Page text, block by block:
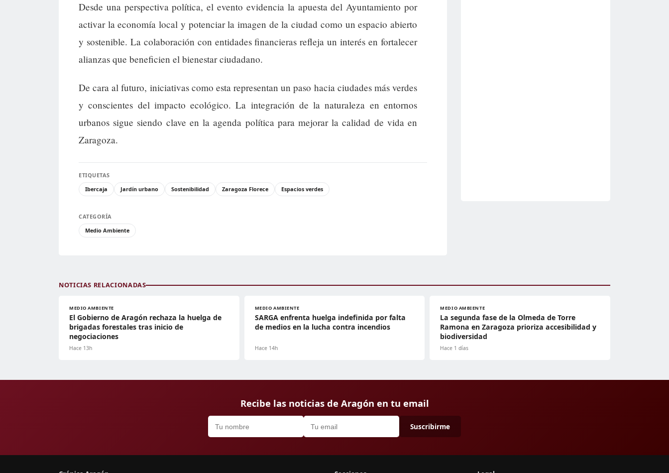
Desde una perspectiva política, el evento evidencia la apuesta del Ayuntamiento por
activar la economía local y potenciar la imagen de la ciudad como un espacio abierto
y sostenible. La colaboración con entidades financieras refleja un interés en fortalecer
alianzas que beneficien el bienestar ciudadano.
De cara al futuro, iniciativas como esta representan un paso hacia ciudades más verdes
y conscientes del impacto ecológico. La integración de la naturaleza en entornos
urbanos sigue siendo clave en la agenda política para mejorar la calidad de vida en
Zaragoza.
ETIQUETAS
Ibercaja
Jardín urbano Sostenibilidad Zaragoza Florece Espacios verdes
CATEGORÍA
Medio Ambiente
NOTICIAS RELACIONADAS
MEDIO AMBIENTE
El Gobierno de Aragón rechaza la huelga de
brigadas forestales tras inicio de
negociaciones
Hace 13h
MEDIO AMBIENTE
SARGA enfrenta huelga indefinida por falta
de medios en la lucha contra incendios
Hace 14h
MEDIO AMBIENTE
La segunda fase de la Olmeda de Torre
Ramona en Zaragoza prioriza accesibilidad y
biodiversidad
Hace 1 días
Recibe las noticias de Aragón en tu email
Suscribirme